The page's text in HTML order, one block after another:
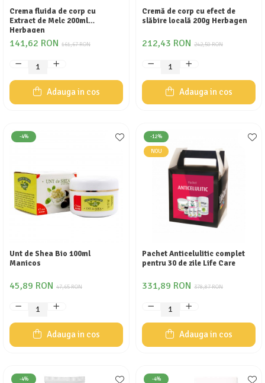
Calciu
Magneziu
Fier
Multivitamine
Crema fluida de corp cu
Extract de Melc 200ml
Herbagen
161,67 RON
141,62 RON
Adauga in cos
Cremă de corp cu efect de
slăbire locală 200g Herbagen
242,50 RON
212,43 RON
Adauga in cos
-4%
Unt de Shea Bio 100ml
Manicos
47,65 RON
45,89 RON
Adauga in cos
-12%
NOU
Pachet Anticelulitic complet
pentru 30 de zile Life Care
378,87 RON
331,89 RON
Adauga in cos
-4% -4%